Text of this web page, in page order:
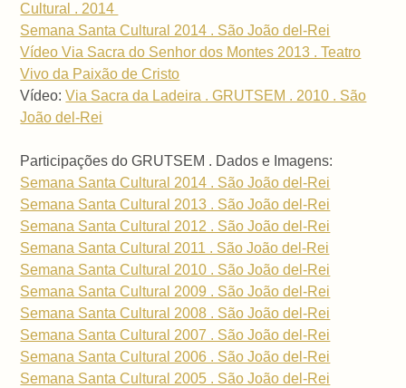
Cultural . 2014
Semana Santa Cultural 2014 . São João del-Rei
Vídeo Via Sacra do Senhor dos Montes 2013 . Teatro
Vivo da Paixão de Cristo
Vídeo:Via Sacra da Ladeira . GRUTSEM . 2010 . São
João del-Rei
Participações do GRUTSEM . Dados e Imagens:
Semana Santa Cultural 2014 . São João del-Rei
Semana Santa Cultural 2013 . São João del-Rei
Semana Santa Cultural 2012 . São João del-Rei
Semana Santa Cultural 2011 . São João del-Rei
Semana Santa Cultural 2010 . São João del-Rei
Semana Santa Cultural 2009 . São João del-Rei
Semana Santa Cultural 2008 . São João del-Rei
Semana Santa Cultural 2007 . São João del-Rei
Semana Santa Cultural 2006 . São João del-Rei
Semana Santa Cultural 2005 . São João del-Rei